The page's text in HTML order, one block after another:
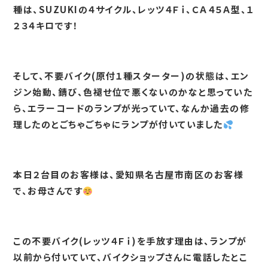
種は、SUZUKIの４サイクル、レッツ４Ｆｉ、ＣＡ４５Ａ型、１
２３４キロです！
そして、不要バイク(原付１種スターター)の状態は、エン
ジン始動、錆び、色褪せ位で悪くないのかなと思っていた
ら、エラーコードのランプが光っていて、なんか過去の修
理したのとごちゃごちゃにランプが付いていました
本日２台目のお客様は、愛知県名古屋市南区のお客様
で、お母さんです
この不要バイク(レッツ４Ｆｉ)を手放す理由は、ランプが
以前から付いていて、バイクショップさんに電話したとこ